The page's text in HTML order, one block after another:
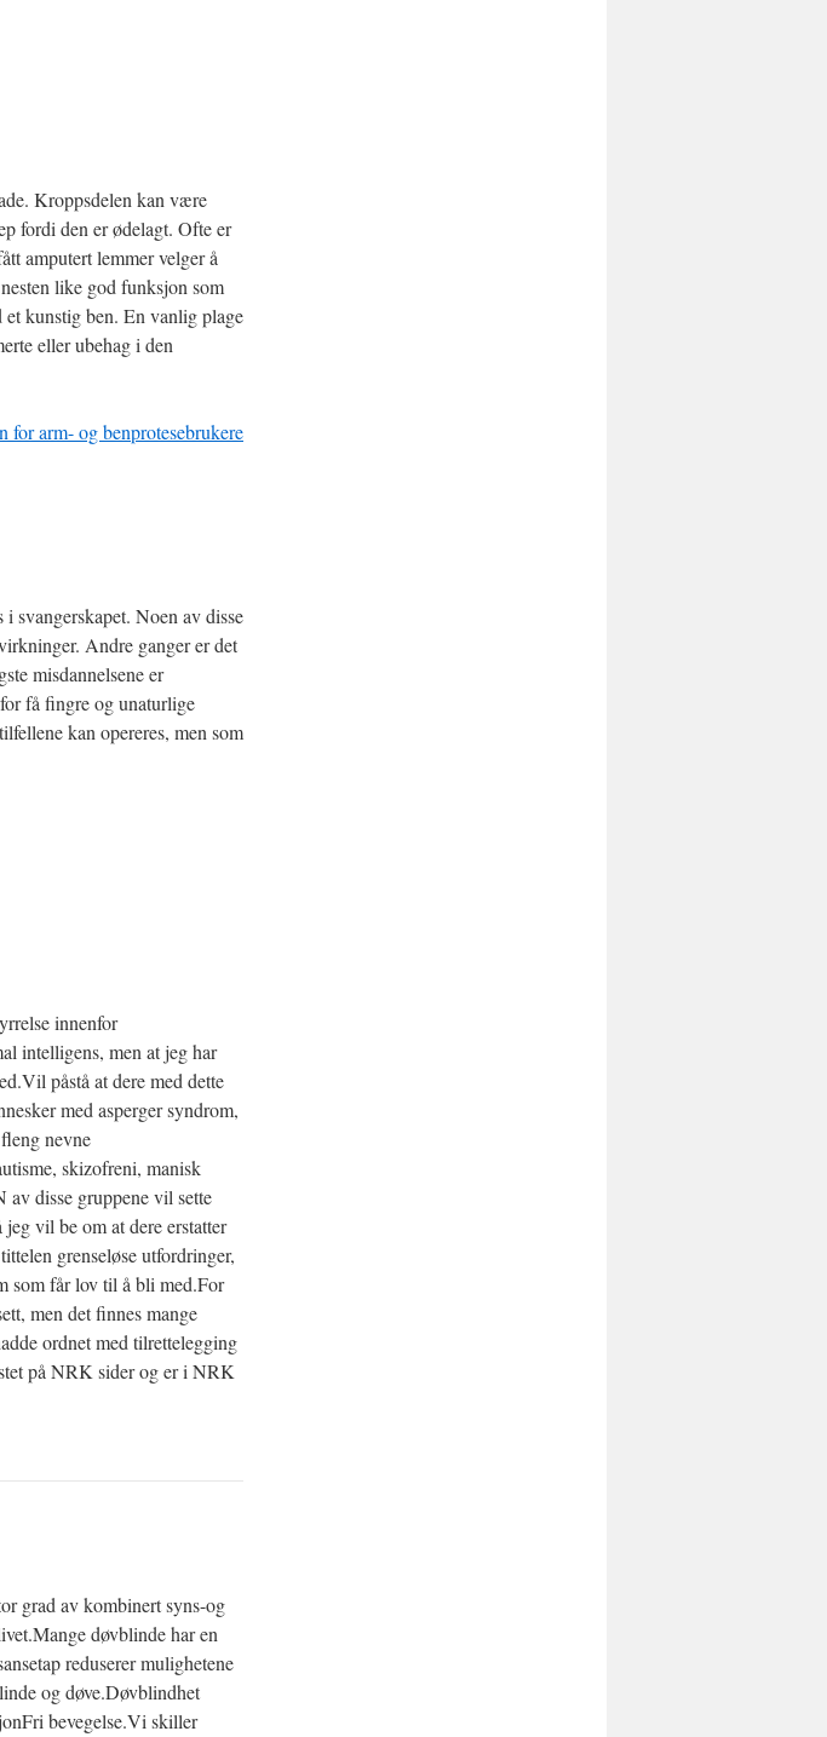
Kroppsdelen kan være
fordi den er ødelagt. Ofte er
amputert lemmer velger å
like god funksjon som
et kunstig ben. En vanlig plage
eller ubehag i den
for arm- og benprotesebrukere
svangerskapet. Noen av disse
Andre ganger er det
misdannelsene er
få fingre og unaturlige
kan opereres, men som
innenfor
intelligens, men at jeg har
påstå at dere med dette
med asperger syndrom,
nevne
skizofreni, manisk
disse gruppene vil sette
vil be om at dere erstatter
grenseløse utfordringer,
som får lov til å bli med.For
men det finnes mange
ordnet med tilrettelegging
på NRK sider og er i NRK
grad av kombinert syns-og
døvblinde har en
reduserer mulighetene
og døve.Døvblindhet
bevegelse.Vi skiller